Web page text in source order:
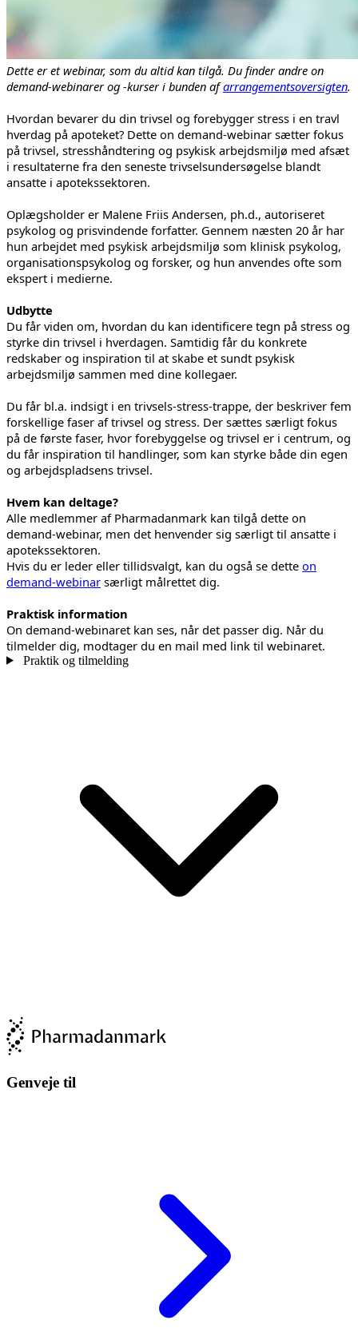
Dette er et webinar, som du altid kan tilgå. Du finder andre on
demand-webinarer og -kurser i bunden afarrangementsoversigten.
Hvordan bevarer du din trivsel og forebygger stress i en travl
hverdag på apoteket? Dette on demand-webinar sætter fokus
på trivsel, stresshåndtering og psykisk arbejdsmiljø med afsæt
i resultaterne fra den seneste trivselsundersøgelse blandt
ansatte i apotekssektoren.
Oplægsholder er Malene Friis Andersen, ph.d., autoriseret
psykolog og prisvindende forfatter. Gennem næsten 20 år har
hun arbejdet med psykisk arbejdsmiljø som klinisk psykolog,
organisationspsykolog og forsker, og hun anvendes ofte som
ekspert i medierne.
Udbytte
Du får viden om, hvordan du kan identificere tegn på stress og
styrke din trivsel i hverdagen. Samtidig får du konkrete
redskaber og inspiration til at skabe et sundt psykisk
arbejdsmiljø sammen med dine kollegaer.
Du får bl.a. indsigt i en trivsels-stress-trappe, der beskriver fem
forskellige faser af trivsel og stress. Der sættes særligt fokus
på de første faser, hvor forebyggelse og trivsel er i centrum, og
du får inspiration til handlinger, som kan styrke både din egen
og arbejdspladsens trivsel.
Hvem kan deltage?
Alle medlemmer af Pharmadanmark kan tilgå dette on
demand-webinar, men det henvender sig særligt til ansatte i
apotekssektoren.
Hvis du er leder eller tillidsvalgt, kan du også se dette on
demand-webinar særligt målrettet dig.
Praktisk information
On demand-webinaret kan ses, når det passer dig. Når du
tilmelder dig, modtager du en mail med link til webinaret.
Praktik og tilmelding
Genveje til